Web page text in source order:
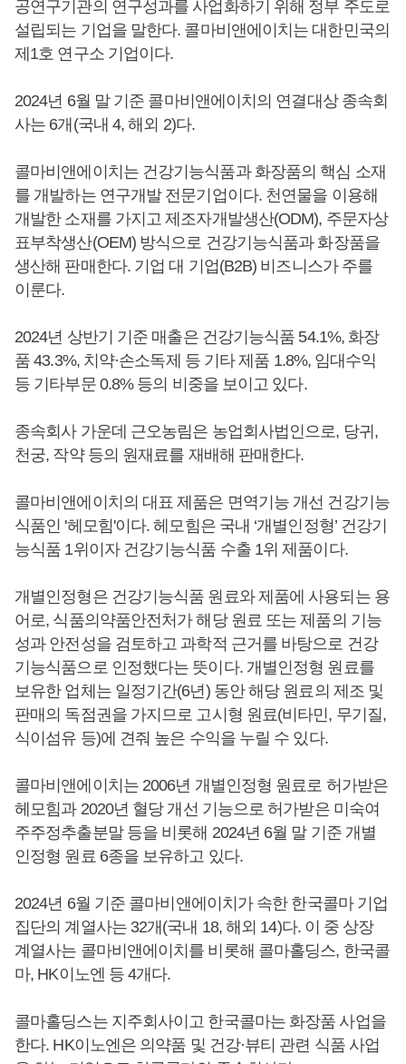
공연구기관의 연구성과를 사업화하기 위해 정부 주도로
설립되는 기업을 말한다. 콜마비앤에이치는 대한민국의
제1호 연구소 기업이다.
2024년 6월 말 기준 콜마비앤에이치의 연결대상 종속회
사는 6개(국내 4, 해외 2)다.
콜마비앤에이치는 건강기능식품과 화장품의 핵심 소재
를 개발하는 연구개발 전문기업이다. 천연물을 이용해
개발한 소재를 가지고 제조자개발생산(ODM), 주문자상
표부착생산(OEM) 방식으로 건강기능식품과 화장품을
생산해 판매한다. 기업 대 기업(B2B) 비즈니스가 주를
이룬다.
2024년 상반기 기준 매출은 건강기능식품 54.1%, 화장
품 43.3%, 치약·손소독제 등 기타 제품 1.8%, 임대수익
등 기타부문 0.8% 등의 비중을 보이고 있다.
종속회사 가운데 근오농림은 농업회사법인으로, 당귀,
천궁, 작약 등의 원재료를 재배해 판매한다.
콜마비앤에이치의 대표 제품은 면역기능 개선 건강기능
식품인 '헤모힘'이다. 헤모힘은 국내 ‘개별인정형’ 건강기
능식품 1위이자 건강기능식품 수출 1위 제품이다.
개별인정형은 건강기능식품 원료와 제품에 사용되는 용
어로, 식품의약품안전처가 해당 원료 또는 제품의 기능
성과 안전성을 검토하고 과학적 근거를 바탕으로 건강
기능식품으로 인정했다는 뜻이다. 개별인정형 원료를
보유한 업체는 일정기간(6년) 동안 해당 원료의 제조 및
판매의 독점권을 가지므로 고시형 원료(비타민, 무기질,
식이섬유 등)에 견줘 높은 수익을 누릴 수 있다.
콜마비앤에이치는 2006년 개별인정형 원료로 허가받은
헤모힘과 2020년 혈당 개선 기능으로 허가받은 미숙여
주주정추출분말 등을 비롯해 2024년 6월 말 기준 개별
인정형 원료 6종을 보유하고 있다.
2024년 6월 기준 콜마비앤에이치가 속한 한국콜마 기업
집단의 계열사는 32개(국내 18, 해외 14)다. 이 중 상장
계열사는 콜마비앤에이치를 비롯해 콜마홀딩스, 한국콜
마, HK이노엔 등 4개다.
콜마홀딩스는 지주회사이고 한국콜마는 화장품 사업을
한다. HK이노엔은 의약품 및 건강·뷰티 관련 식품 사업